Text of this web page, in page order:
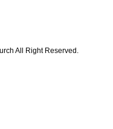
All Right Reserved.